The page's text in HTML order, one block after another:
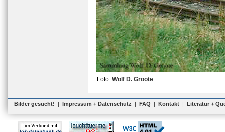
Foto: Wolf D. Groote
Bilder gesucht! | Impressum + Datenschutz | FAQ | Kontakt | Literatur +